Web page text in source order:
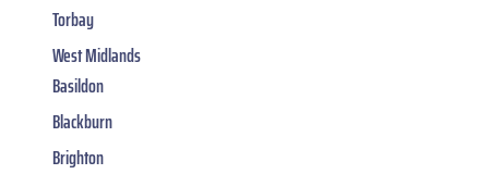
Torbay
West Midlands
Basildon
Blackburn
Brighton